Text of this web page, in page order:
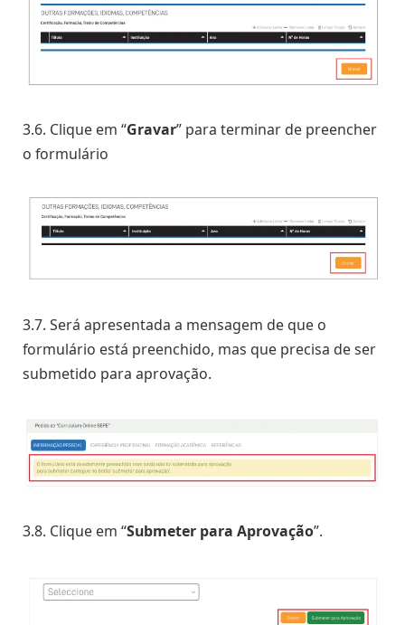
3.6. Clique em “Gravar” para terminar de preencher
o formulário
3.7. Será apresentada a mensagem de que o
formulário está preenchido, mas que precisa de ser
submetido para aprovação.
3.8. Clique em “Submeter para Aprovação”.